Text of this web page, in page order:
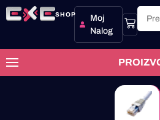
SHOP
Moj
Nalog